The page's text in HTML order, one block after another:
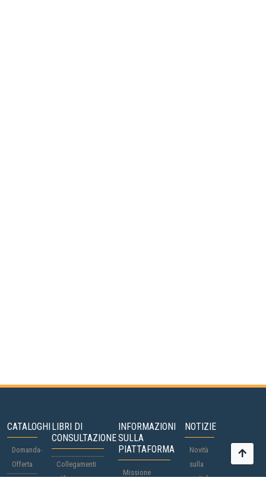
CATALOGHI
Domanda-
Offerta
LIBRI DI
CONSULTAZIONE
Collegamenti
utili
INFORMAZIONI
SULLA
PIATTAFORMA
Missione
NOTIZIE
Novità
sulla
piattaforma